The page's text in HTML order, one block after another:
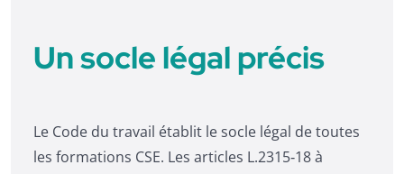
Un socle légal précis
Le Code du travail établit le socle légal de toutes
les formations CSE. Les articles L.2315‑18 à